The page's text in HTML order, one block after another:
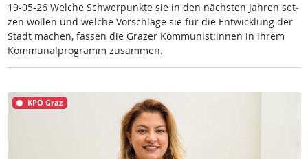
19-05-26 Wel­che Schwer­punk­te sie in den nächs­ten Jah­ren set­
zen wol­len und wel­che Vor­schlä­ge sie für die Ent­wick­lung der
Stadt ma­chen, fas­sen die Gra­zer Kom­mu­nist:in­nen in ih­rem
Kom­mu­nal­pro­gramm zu­sam­men.
KPÖ Graz